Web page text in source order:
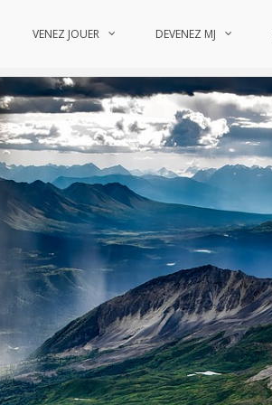
VENEZ JOUER DEVENEZ MJ